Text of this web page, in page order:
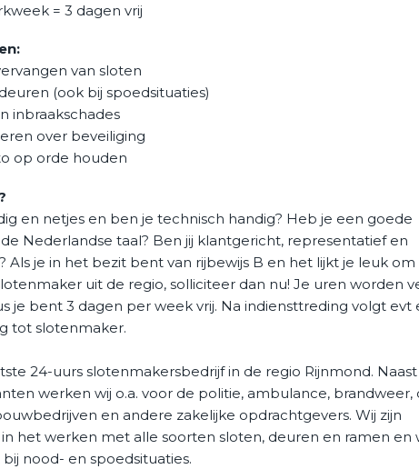
= 3 dagen vrij
van sloten
(ook bij spoedsituaties)
inbraakschades
over beveiliging
op orde houden
en netjes en ben je technisch handig? Heb je een goede
Nederlandse taal? Ben jij klantgericht, representatief en
Als je in het bezit bent van rijbewijs B en het lijkt je leuk
uit de regio, solliciteer dan nu! Je uren worden
je bent 3 dagen per week vrij. Na indiensttreding volgt evt
tot slotenmaker.
24-uurs slotenmakersbedrijf in de regio Rijnmond.
werken wij o.a. voor de politie, ambulance, brandweer,
en andere zakelijke opdrachtgevers. Wij zijn
het werken met alle soorten sloten, deuren en ramen en
nood- en spoedsituaties.